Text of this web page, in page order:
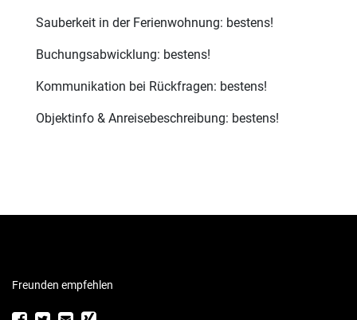
Sauberkeit in der Ferienwohnung: bestens!
Buchungsabwicklung: bestens!
Kommunikation bei Rückfragen: bestens!
Objektinfo & Anreisebeschreibung: bestens!
Freunden empfehlen